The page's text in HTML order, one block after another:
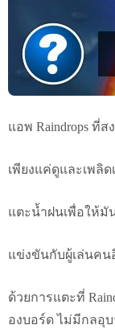
แอพ Raindrops ที่
เพียงแค่ดูและเพลิ
แตะน้ำฝนเพื่อให้มั
แข่งขันกับผู้เล่นคน
ด้วยการแตะที่
องบอร์ด ไม่มีกลอุ